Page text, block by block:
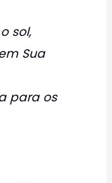
sol,
Sua
para os